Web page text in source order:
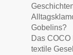
Gobelins?
Das
textile